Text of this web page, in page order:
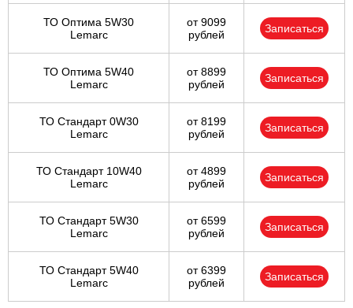
ТО Оптима 5W30
Lemarc
от 9099
рублей
Записаться
ТО Оптима 5W40
Lemarc
от 8899
рублей
Записаться
ТО Стандарт 0W30
Lemarc
от 8199
рублей
Записаться
ТО Стандарт 10W40
Lemarc
от 4899
рублей
Записаться
ТО Стандарт 5W30
Lemarc
от 6599
рублей
Записаться
ТО Стандарт 5W40
Lemarc
от 6399
рублей
Записаться